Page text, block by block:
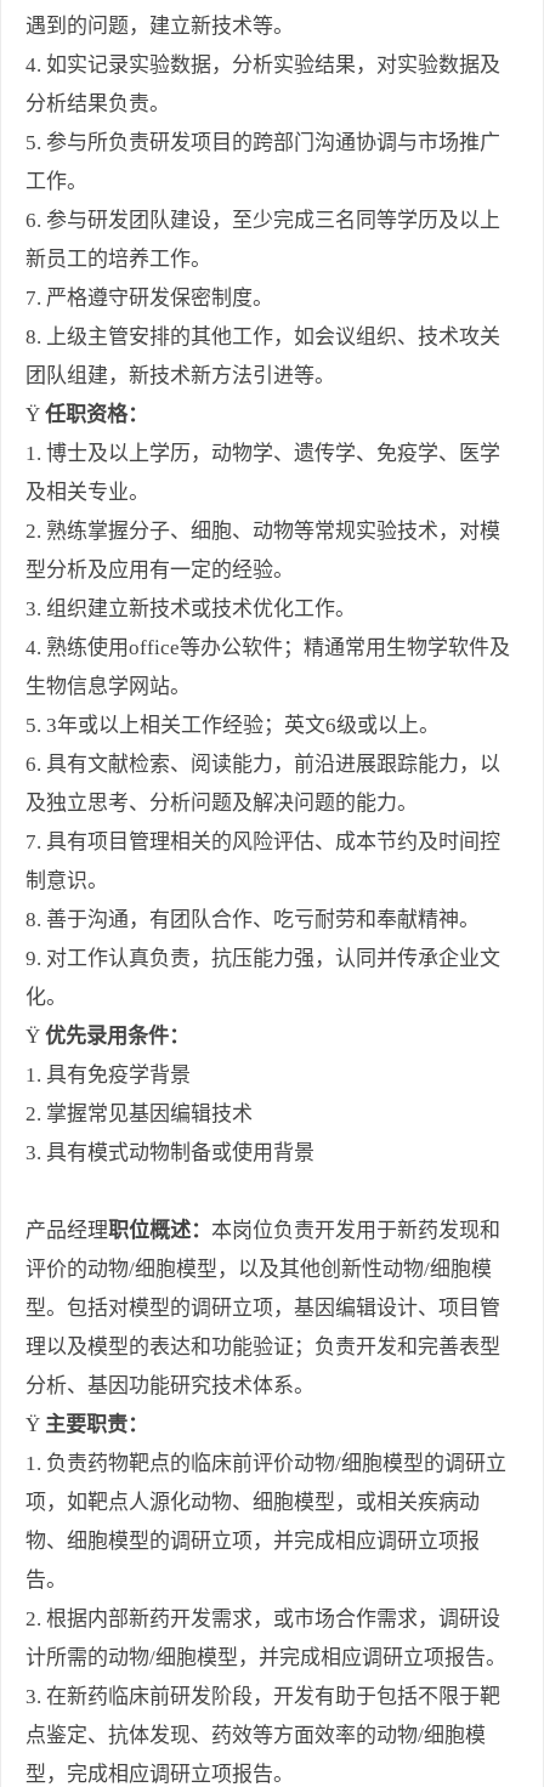
遇到的问题，建立新技术等。
4. 如实记录实验数据，分析实验结果，对实验数据及
分析结果负责。
5. 参与所负责研发项目的跨部门沟通协调与市场推广
工作。
6. 参与研发团队建设，至少完成三名同等学历及以上
新员工的培养工作。
7. 严格遵守研发保密制度。
8. 上级主管安排的其他工作，如会议组织、技术攻关
团队组建，新技术新方法引进等。
Ÿ 任职资格：
1. 博士及以上学历，动物学、遗传学、免疫学、医学
及相关专业。
2. 熟练掌握分子、细胞、动物等常规实验技术，对模
型分析及应用有一定的经验。
3. 组织建立新技术或技术优化工作。
4. 熟练使用office等办公软件；精通常用生物学软件及
生物信息学网站。
5. 3年或以上相关工作经验；英文6级或以上。
6. 具有文献检索、阅读能力，前沿进展跟踪能力，以
及独立思考、分析问题及解决问题的能力。
7. 具有项目管理相关的风险评估、成本节约及时间控
制意识。
8. 善于沟通，有团队合作、吃亏耐劳和奉献精神。
9. 对工作认真负责，抗压能力强，认同并传承企业文
化。
Ÿ 优先录用条件：
1. 具有免疫学背景
2. 掌握常见基因编辑技术
3. 具有模式动物制备或使用背景
产品经理职位概述： 本岗位负责开发用于新药发现和
评价的动物/细胞模型，以及其他创新性动物/细胞模
型。包括对模型的调研立项，基因编辑设计、项目管
理以及模型的表达和功能验证 ； 负责开发和完善表型
分析、基因功能研究技术体系。
Ÿ 主要职责：
1. 负责药物靶点的临床前评价动物/细胞模型的调研立
项，如靶点人源化动物、细胞模型，或相关疾病动
物、细胞模型的调研立项，并完成相应调研立项报
告。
2. 根据内部新药开发需求，或市场合作需求，调研设
计所需的动物/细胞模型，并完成相应调研立项报告。
3. 在新药临床前研发阶段，开发有助于包括不限于靶
点鉴定、抗体发现、药效等方面效率的动物/细胞模
型，完成相应调研立项报告。